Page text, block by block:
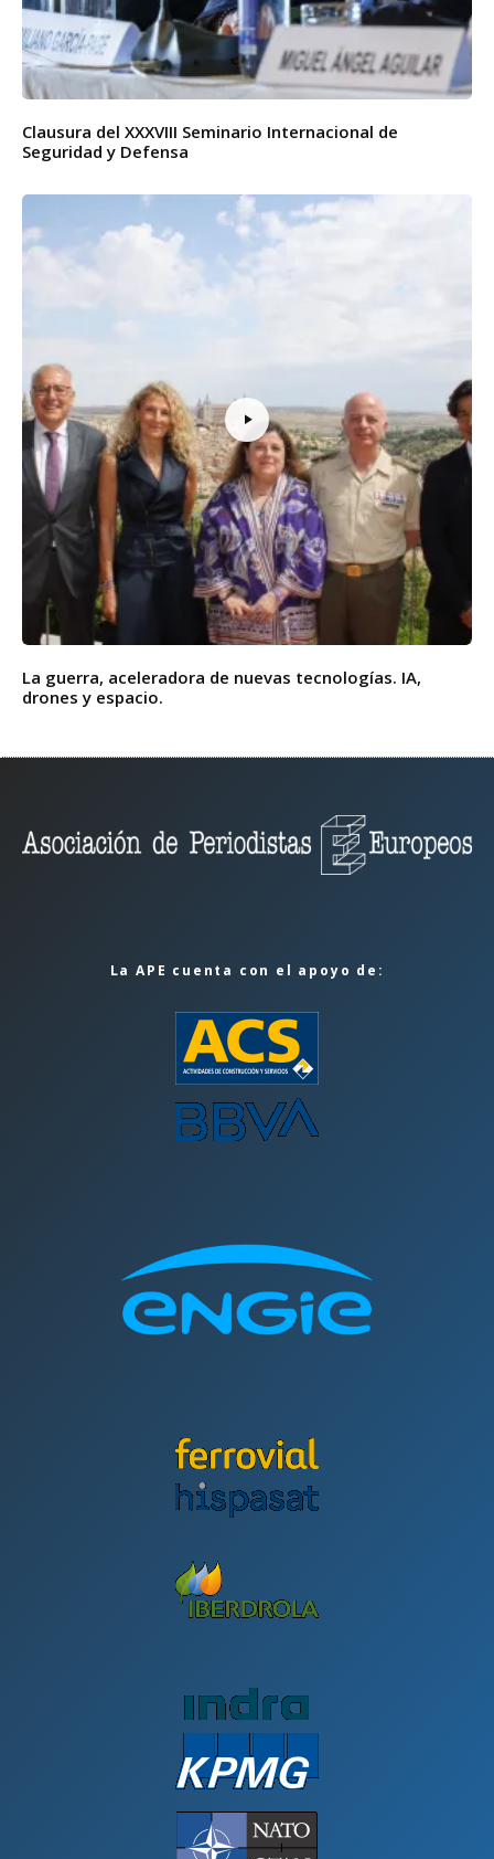
Clausura del XXXVIII Seminario Internacional de
Seguridad y Defensa
La guerra, aceleradora de nuevas tecnologías. IA,
drones y espacio.
La APE cuenta con el apoyo de: